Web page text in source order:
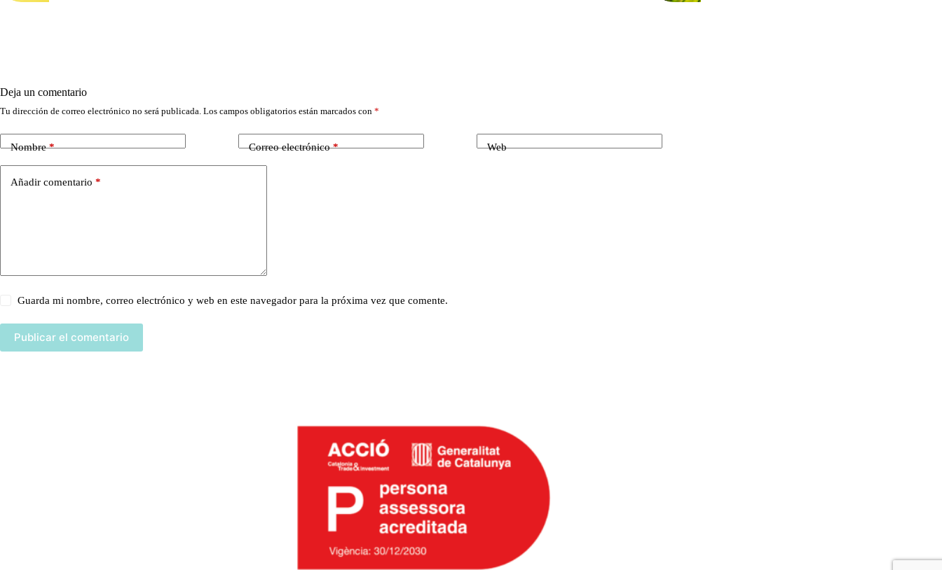
Deja un comentario
Tu dirección de correo electrónico no será publicada. Los campos obligatorios están marcados con *
Nombre* Correo electrónico* Web
Añadir comentario *
Guarda mi nombre, correo electrónico y web en este navegador para la próxima vez que comente.
Publicar el comentario